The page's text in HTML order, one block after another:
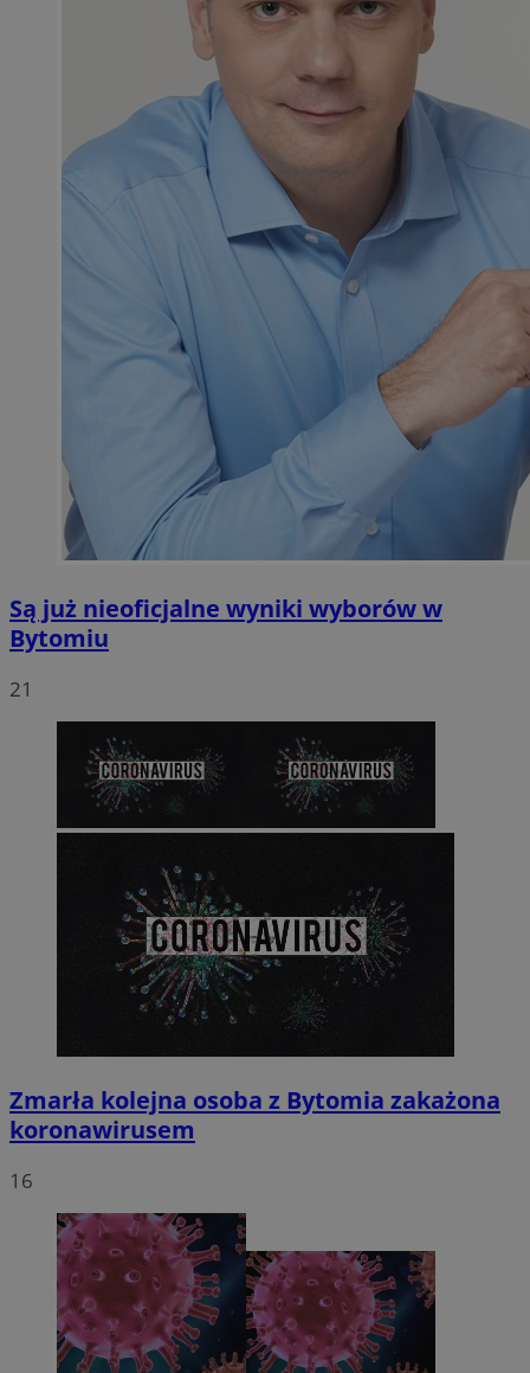
Są już nieoficjalne wyniki wyborów w
Bytomiu
21
Zmarła kolejna osoba z Bytomia zakażona
koronawirusem
16